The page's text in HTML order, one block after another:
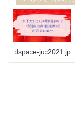
dspace-juc2021.jp